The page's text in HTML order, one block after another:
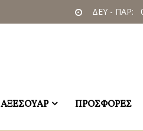
ΔΕΥ - ΠΑΡ:
ΑΞΕΣΟΥΑΡ ΠΡΟΣΦΟΡΕΣ